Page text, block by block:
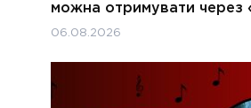
можна отримувати через
06.08.2026